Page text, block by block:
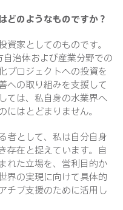
どのようなものですか？
家としてのものです。
治体および産業分野での
プロジェクトへの投資を
への取り組みを支援して
ては、私自身の水業界へ
はとどまりません。
者として、私は自分自身
存在と捉えています。自
れた立場を、営利目的か
界の実現に向けて具体的
チブ支援のために活用し